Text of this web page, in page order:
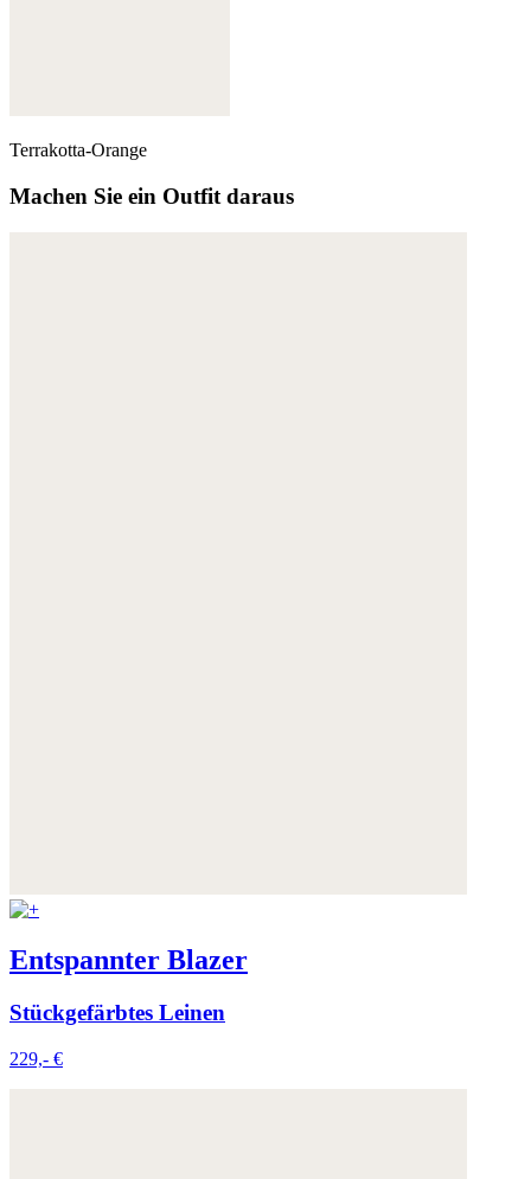
Terrakotta-Orange
Machen Sie ein Outfit daraus
Entspannter Blazer
Stückgefärbtes Leinen
229,- €